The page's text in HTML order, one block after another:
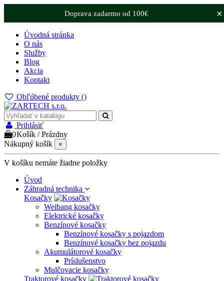
×
Doprava zadarmo od 100€
Úvodná stránka
O nás
Služby
Blog
Akcia
Kontakt
Obľúbené produkty ()
Prihlásiť
0Košík /Prázdny
Nákupný košík
×
V košíku nemáte žiadne položky
Úvod
Záhradná technika
Kosačky
Weibang kosačky
Elektrické kosačky
Benzínové kosačky
Benzínové kosačky s pojazdom
Benzínové kosačky bez pojazdu
Akumulátorové kosačky
Príslušenstvo
Mulčovacie kosačky
Traktorové kosačky